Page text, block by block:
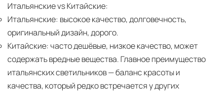
Итальянские vs Китайские:
Итальянские: высокое качество, долговечность,
оригинальный дизайн, дорого.
Китайские: часто дешёвые, низкое качество, может
содержать вредные вещества. Главное преимущество
итальянских светильников — баланс красоты и
качества, который редко встречается у других